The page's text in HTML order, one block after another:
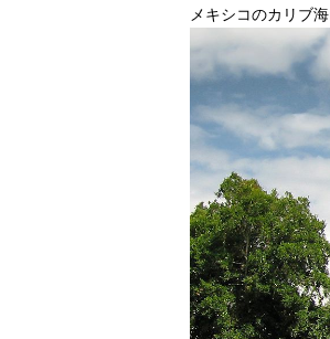
メキシコのカリブ